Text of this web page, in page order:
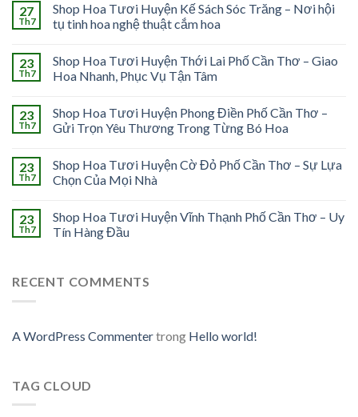
27
Th7
Shop Hoa Tươi Huyện Kế Sách Sóc Trăng – Nơi hội
tụ tinh hoa nghệ thuật cắm hoa
23
Th7
Shop Hoa Tươi Huyện Thới Lai Phố Cần Thơ – Giao
Hoa Nhanh, Phục Vụ Tận Tâm
23
Th7
Shop Hoa Tươi Huyện Phong Điền Phố Cần Thơ –
Gửi Trọn Yêu Thương Trong Từng Bó Hoa
23
Th7
Shop Hoa Tươi Huyện Cờ Đỏ Phố Cần Thơ – Sự Lựa
Chọn Của Mọi Nhà
23
Th7
Shop Hoa Tươi Huyện Vĩnh Thạnh Phố Cần Thơ – Uy
Tín Hàng Đầu
RECENT COMMENTS
A WordPress Commentertrong Hello world!
TAG CLOUD